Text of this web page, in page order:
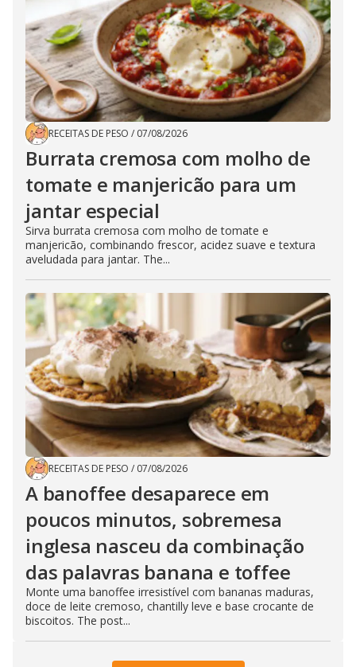
RECEITAS DE PESO / 07/08/2026
Burrata cremosa com molho de
tomate e manjericão para um
jantar especial
Sirva burrata cremosa com molho de tomate e
manjericão, combinando frescor, acidez suave e textura
aveludada para jantar. The...
RECEITAS DE PESO / 07/08/2026
A banoffee desaparece em
poucos minutos, sobremesa
inglesa nasceu da combinação
das palavras banana e toffee
Monte uma banoffee irresistível com bananas maduras,
doce de leite cremoso, chantilly leve e base crocante de
biscoitos. The post...